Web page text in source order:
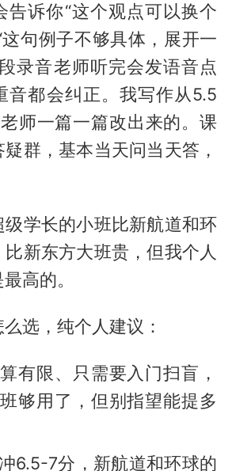
告诉你“这个观点可以换个
这句例子不够具体，展开一
录音老师听完会发语音点
音都会纠正。我写作从5.5
师一篇一篇改出来的。课
群，基本当天问当天答，
学长的小班比新航道和环
新东方大班贵，但我个人
高的。
选，纯个人建议：
有限、只需要入门扫盲，
够用了，但别指望能提多
6.5-7分，新航道和环球的